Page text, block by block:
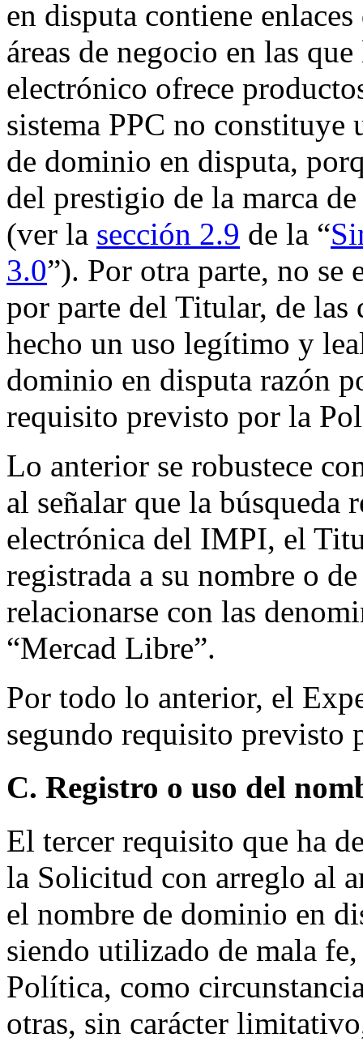
en disputa contiene
áreas de negocio en las
electrónico ofrece
sistema PPC no
de dominio en disputa,
del prestigio de la marca
(ver la sección 2.9 de la “
3.0”). Por otra parte, no se
por parte del Titular, de las
hecho un uso legítimo y
dominio en disputa razón
requisito previsto por la
Lo anterior se robustece
al señalar que la búsqueda
electrónica del IMPI, el
registrada a su nombre o
relacionarse con las
“Mercad Libre”.
Por todo lo anterior, el
segundo requisito previsto
C. Registro o uso del
El tercer requisito que ha
la Solicitud con arreglo al
el nombre de dominio en
siendo utilizado de mala
Política, como
otras, sin carácter